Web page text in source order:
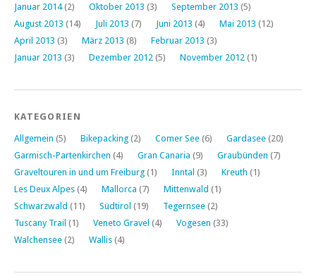
Januar 2014(2) Oktober 2013 (3) September 2013 (5)
August 2013 (14) Juli 2013 (7) Juni 2013 (4) Mai 2013 (12)
April 2013 (3) März 2013 (8) Februar 2013 (3)
Januar 2013 (3) Dezember 2012 (5) November 2012 (1)
KATEGORIEN
Allgemein (5) Bikepacking (2) Comer See (6) Gardasee (20)
Garmisch-Partenkirchen (4) Gran Canaria (9) Graubünden (7)
Graveltouren in und um Freiburg (1) Inntal (3) Kreuth (1)
Les Deux Alpes (4) Mallorca (7) Mittenwald (1)
Schwarzwald (11) Südtirol (19) Tegernsee (2)
Tuscany Trail (1) Veneto Gravel (4) Vogesen (33)
Walchensee (2) Wallis (4)